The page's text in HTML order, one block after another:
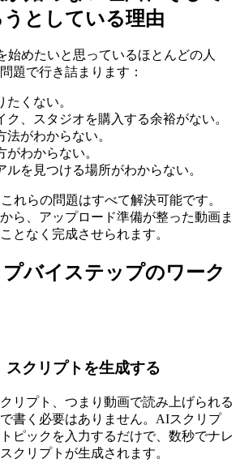
としている理由
始めたいと思っているほとんどの人
題で行き詰まります：
たくない。
ク、スタジオを購入する余裕がない。
法がわからない。
がわからない。
ルを見つける場所がわからない。
れらの問題はすべて解決可能です。
ら、アップロード準備が整った動画ま
となく完成させられます。
バイステップのワーク
スクリプトを生成する
リプト、つまり動画で読み上げられる
書く必要はありません。AIスクリプ
ピックを入力するだけで、数秒でナレ
クリプトが生成されます。